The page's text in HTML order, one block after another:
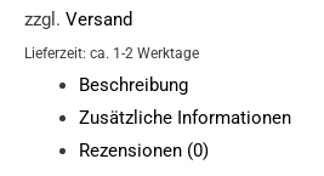
zzgl. Versand
Lieferzeit: ca. 1-2 Werktage
Beschreibung
Zusätzliche Informationen
Rezensionen (0)